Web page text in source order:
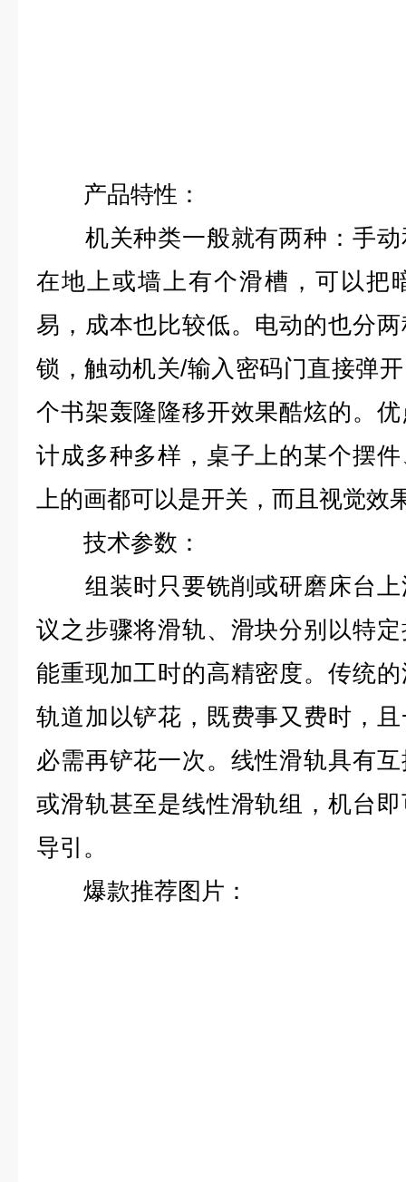
产品特性：
机关种类一般就有两种：手动
在地上或墙上有个滑槽，可以把
易，成本也比较低。电动的也分
锁，触动机关/输入密码门直接弹
个书架轰隆隆移开效果酷炫的。
计成多种多样，桌子上的某个摆
上的画都可以是开关，而且视觉效
技术参数：
组装时只要铣削或研磨床台上
议之步骤将滑轨、滑块分别以特
能重现加工时的高精密度。传统
轨道加以铲花，既费事又费时，
必需再铲花一次。线性滑轨具有
或滑轨甚至是线性滑轨组，机台
导引。
爆款推荐图片：